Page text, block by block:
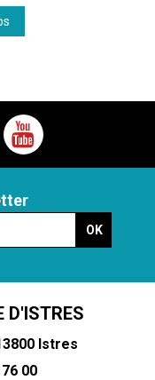
D'ISTRES
Istres
00